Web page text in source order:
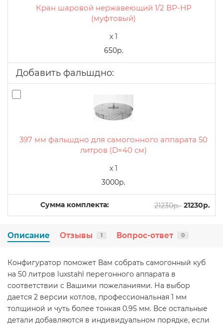
Кран шаровой нержавеющий 1/2 ВР-НР
(муфтовый)
x 1
650р.
Добавить фальшдно:
397 мм фальшдно для самогонного аппарата 50
литров (D=40 см)
x 1
3000р.
Сумма комплекта: 21230р. 21230р.
Описание Отзывы 1 Вопрос-ответ 0
Конфигуратор поможет Вам собрать самогонный куб
на 50 литров luxstahl перегонного аппарата в
соответствии с Вашими пожеланиями. На выбор
дается 2 версии котлов, профессиональная 1 мм
толщиной и чуть более тонкая 0.95 мм. Все остальные
детали добавляются в индивидуальном порядке, если